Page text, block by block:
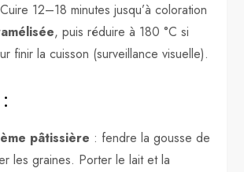
12–18 minutes jusqu’à coloration
, puis réduire à 180 °C si
finir la cuisson (surveillance visuelle).
pâtissière : fendre la gousse de
les graines. Porter le lait et la